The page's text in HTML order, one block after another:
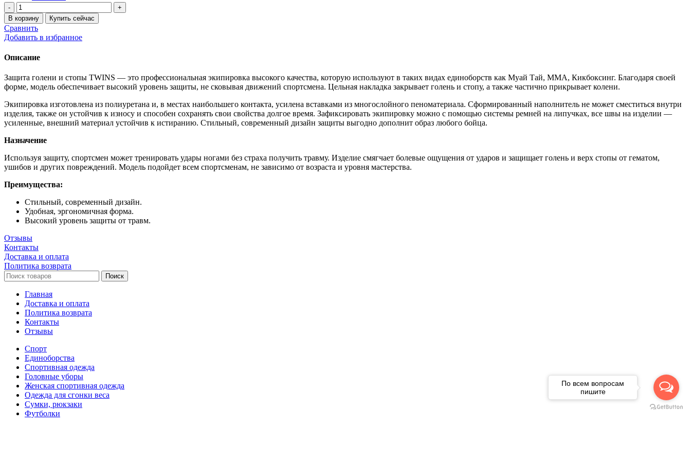
Количество
товара
Защита
голени
и
TWINS
S-
XL
В корзину Купить сейчас
Сравнить
Добавить в избранное
Описание
Защита голени и стопы TWINS — это профессиональная экипировка высокого качества, которую используют в таких видах единоборств как Муай Тай, ММА, Кикбоксинг. Благодаря своей
форме, модель обеспечивает высокий уровень защиты, не сковывая движений спортсмена. Цельная накладка закрывает голень и стопу, а также частично прикрывает колени.
Экипировка изготовлена из полиуретана и, в местах наибольшего контакта, усилена вставками из многослойного пеноматериала. Сформированный наполнитель не может сместиться внутри
изделия, также он устойчив к износу и способен сохранять свои свойства долгое время. Зафиксировать экипировку можно с помощью системы ремней на липучках, все швы на изделии —
усиленные, внешний материал устойчив к истиранию. Стильный, современный дизайн защиты выгодно дополнит образ любого бойца.
Назначение
Используя защиту, спортсмен может тренировать удары ногами без страха получить травму. Изделие смягчает болевые ощущения от ударов и защищает голень и верх стопы от гематом,
ушибов и других повреждений. Модель подойдет всем спортсменам, не зависимо от возраста и уровня мастерства.
Преимущества:
Стильный, современный дизайн.
Удобная, эргономичная форма.
Высокий уровень защиты от травм.
Отзывы
Контакты
Доставка и оплата
Политика возврата
Поиск
Главная
Доставка и оплата
Политика возврата
Контакты
Отзывы
Спорт
Единоборства
Cпортивная одежда
Головные уборы
Женская спортивная одежда
Одежда для сгонки веса
Сумки, рюкзаки
Футболки
По всем вопросам
пишите